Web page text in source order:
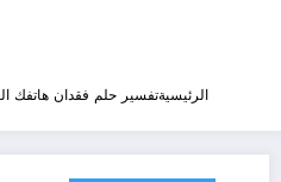
الرئيسيةتفسير حلم فقدان هاتفك